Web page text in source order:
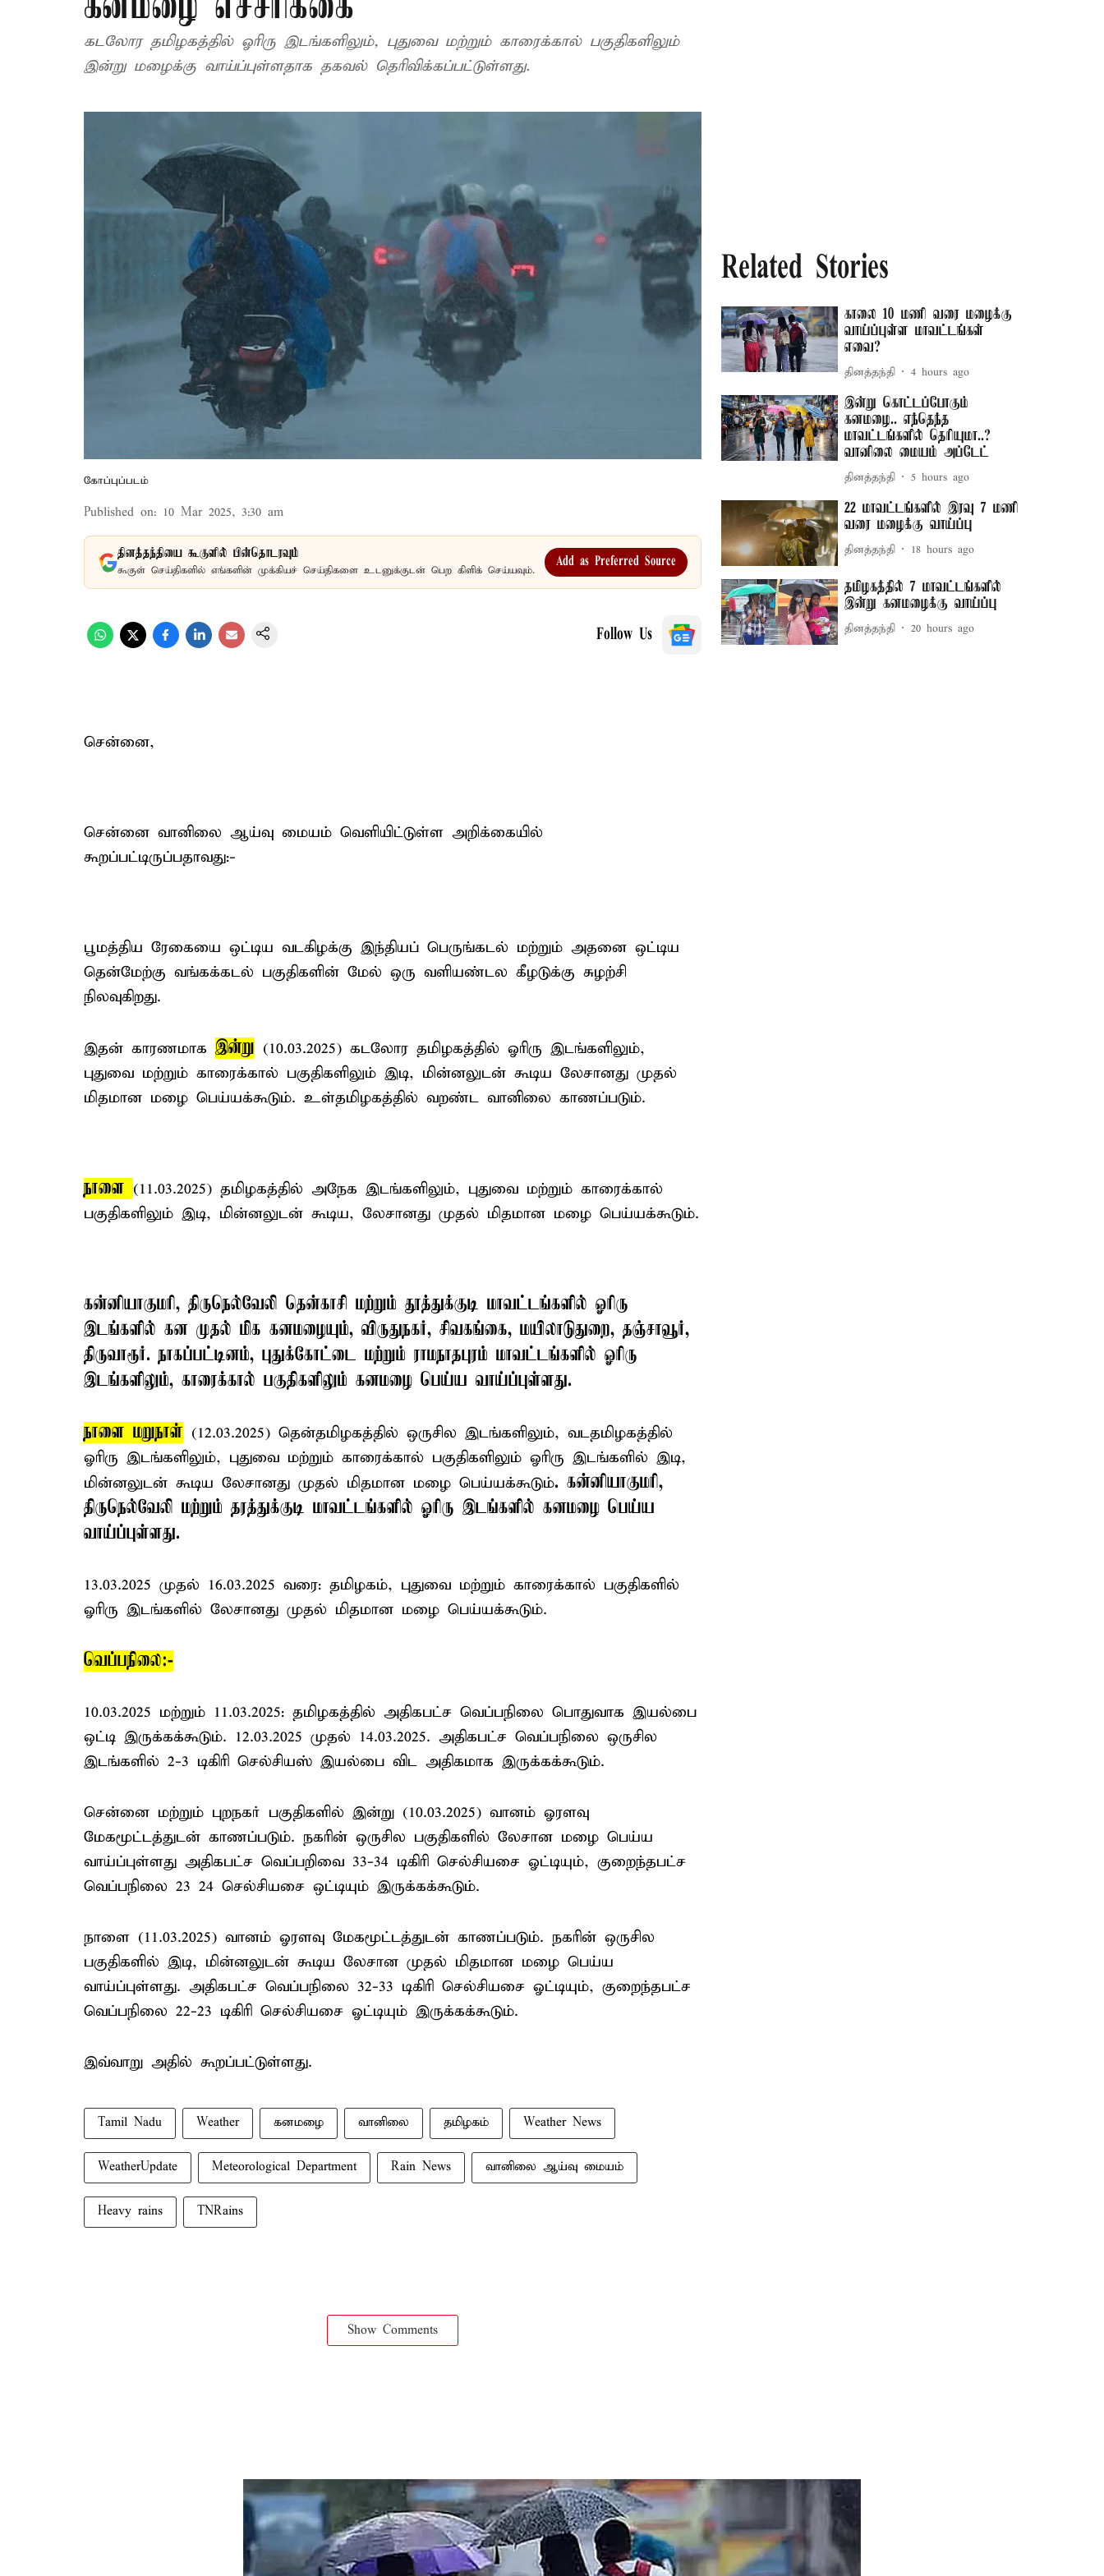
கடலோர தமிழகத்தில் ஓரிரு இடங்களிலும், புதுவை மற்றும் காரைக்கால் பகுதிகளிலும்
இன்று மழைக்கு வாய்ப்புள்ளதாக தகவல் தெரிவிக்கப்பட்டுள்ளது.
கோப்புப்படம்
Published on: 10 Mar 2025, 3:30 am
தினத்தந்தியை கூகுளில் பின்தொடரவும்
கூகுள் செய்திகளில் எங்களின் முக்கியச் செய்திகளை உடனுக்குடன் பெற கிளிக் செய்யவும்.
Add as Preferred Source
Follow Us
சென்னை,
சென்னை வானிலை ஆய்வு மையம் வெளியிட்டுள்ள அறிக்கையில்
கூறப்பட்டிருப்பதாவது:-
பூமத்திய ரேகையை ஒட்டிய வடகிழக்கு இந்தியப் பெருங்கடல் மற்றும் அதனை ஒட்டிய
தென்மேற்கு வங்கக்கடல் பகுதிகளின் மேல் ஒரு வளியண்டல கீழடுக்கு சுழற்சி
நிலவுகிறது.
இதன் காரணமாக இன்று (10.03.2025) கடலோர தமிழகத்தில் ஓரிரு இடங்களிலும்,
புதுவை மற்றும் காரைக்கால் பகுதிகளிலும் இடி, மின்னலுடன் கூடிய லேசானது முதல்
மிதமான மழை பெய்யக்கூடும். உள்தமிழகத்தில் வறண்ட வானிலை காணப்படும்.
நாளை (11.03.2025) தமிழகத்தில் அநேக இடங்களிலும், புதுவை மற்றும் காரைக்கால்
பகுதிகளிலும் இடி, மின்னலுடன் கூடிய, லேசானது முதல் மிதமான மழை பெய்யக்கூடும்.
கன்னியாகுமரி, திருநெல்வேலி தென்காசி மற்றும் தூத்துக்குடி மாவட்டங்களில் ஓரிரு
இடங்களில் கன முதல் மிக கனமழையும், விருதுநகர், சிவகங்கை, மயிலாடுதுறை, தஞ்சாவூர்,
திருவாரூர். நாகப்பட்டினம், புதுக்கோட்டை மற்றும் ராமநாதபுரம் மாவட்டங்களில் ஓரிரு
இடங்களிலும், காரைக்கால் பகுதிகளிலும் கனமழை பெய்ய வாய்ப்புள்ளது.
நாளை மறுநாள் (12.03.2025) தென்தமிழகத்தில் ஒருசில இடங்களிலும், வடதமிழகத்தில்
ஓரிரு இடங்களிலும், புதுவை மற்றும் காரைக்கால் பகுதிகளிலும் ஓரிரு இடங்களில் இடி,
மின்னலுடன் கூடிய லேசானது முதல் மிதமான மழை பெய்யக்கூடும். கன்னியாகுமரி,
திருநெல்வேலி மற்றும் தரத்துக்குடி மாவட்டங்களில் ஓரிரு இடங்களில் கனமழை பெய்ய
வாய்ப்புள்ளது.
13.03.2025 முதல் 16.03.2025 வரை: தமிழகம், புதுவை மற்றும் காரைக்கால் பகுதிகளில்
ஓரிரு இடங்களில் லேசானது முதல் மிதமான மழை பெய்யக்கூடும்.
வெப்பநிலை:-
10.03.2025 மற்றும் 11.03.2025: தமிழகத்தில் அதிகபட்ச வெப்பநிலை பொதுவாக இயல்பை
ஒட்டி இருக்கக்கூடும். 12.03.2025 முதல் 14.03.2025. அதிகபட்ச வெப்பநிலை ஒருசில
இடங்களில் 2-3 டிகிரி செல்சியஸ் இயல்பை விட அதிகமாக இருக்கக்கூடும்.
சென்னை மற்றும் புறநகர் பகுதிகளில் இன்று (10.03.2025) வானம் ஓரளவு
மேகமூட்டத்துடன் காணப்படும். நகரின் ஒருசில பகுதிகளில் லேசான மழை பெய்ய
வாய்ப்புள்ளது அதிகபட்ச வெப்பறிவை 33-34 டிகிரி செல்சியசை ஓட்டியும், குறைந்தபட்ச
வெப்பநிலை 23 24 செல்சியசை ஒட்டியும் இருக்கக்கூடும்.
நாளை (11.03.2025) வானம் ஓரளவு மேகமூட்டத்துடன் காணப்படும். நகரின் ஒருசில
பகுதிகளில் இடி, மின்னலுடன் கூடிய லேசான முதல் மிதமான மழை பெய்ய
வாய்ப்புள்ளது. அதிகபட்ச வெப்பநிலை 32-33 டிகிரி செல்சியசை ஓட்டியும், குறைந்தபட்ச
வெப்பநிலை 22-23 டிகிரி செல்சியசை ஓட்டியும் இருக்கக்கூடும்.
இவ்வாறு அதில் கூறப்பட்டுள்ளது.
Tamil Nadu Weather கனமழை வானிலை தமிழகம் Weather News
WeatherUpdate Meteorological Department Rain News வானிலை ஆய்வு மையம்
Heavy rains TNRains
Show Comments
Related Stories
காலை 10 மணி வரை மழைக்கு
வாய்ப்புள்ள மாவட்டங்கள்
எவை?
தினத்தந்தி 4 hours ago
இன்று கொட்டப்போகும்
கனமழை.. எந்தெந்த
மாவட்டங்களில் தெரியுமா..?
வானிலை மையம் அப்டேட்
தினத்தந்தி 5 hours ago
22 மாவட்டங்களில் இரவு 7 மணி
வரை மழைக்கு வாய்ப்பு
தினத்தந்தி 18 hours ago
தமிழகத்தில் 7 மாவட்டங்களில்
இன்று கனமழைக்கு வாய்ப்பு
தினத்தந்தி 20 hours ago